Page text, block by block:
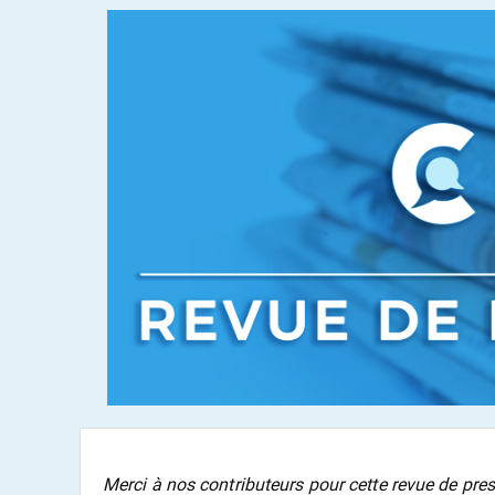
Merci à nos contributeurs pour cette revue de